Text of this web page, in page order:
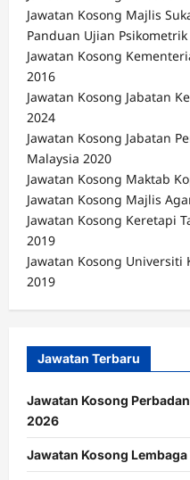
Jawatan Kosong Majlis
Panduan Ujian
Jawatan Kosong
2016
Jawatan Kosong Jabatan
2024
Jawatan Kosong Jabatan
Malaysia 2020
Jawatan Kosong Maktab
Jawatan Kosong Majlis
Jawatan Kosong Keretapi
2019
Jawatan Kosong
2019
Jawatan Terbaru
Jawatan Kosong
2026
Jawatan Kosong